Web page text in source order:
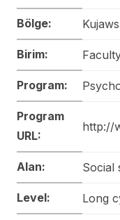
Bölge:
Birim:
Program:
Program
URL:
http://
Alan: Social
Level: Long